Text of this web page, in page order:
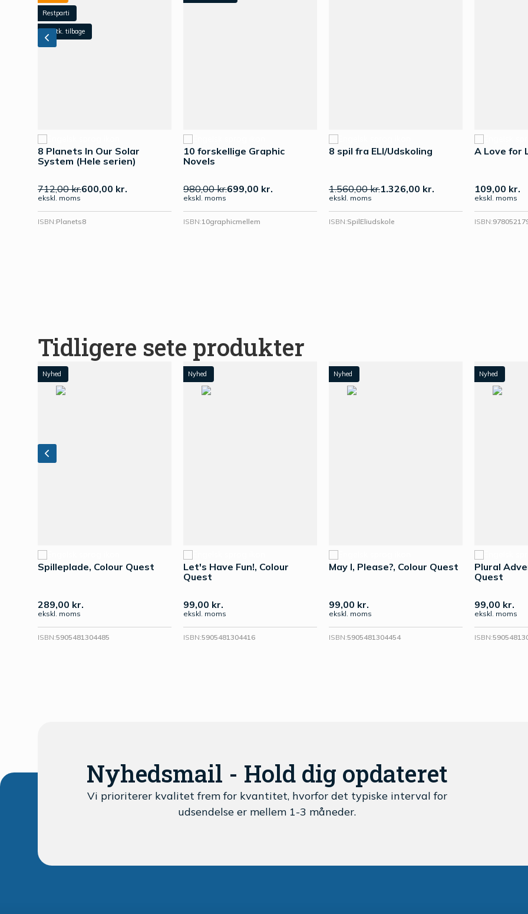
Restparti
15 stk. tilbage
8 Planets In Our Solar
System (Hele serien)
712,00kr.600,00 kr.
ekskl. moms
ISBN:Planets8
10 forskellige Graphic
Novels
980,00kr.699,00 kr.
ekskl. moms
ISBN:10graphicmellem
8 spil fra ELI/Udskoling
1.560,00kr.1.326,00 kr.
ekskl. moms
ISBN:SpilEliudskole
A Love for
109,00 kr.
ekskl. moms
ISBN:
Tidligere sete produkter
Nyhed
Spilleplade, Colour Quest
289,00 kr.
ekskl. moms
ISBN:5905481304485
Nyhed
Let's Have Fun!, Colour
Quest
99,00 kr.
ekskl. moms
ISBN:5905481304416
Nyhed
May I, Please?, Colour Quest
99,00 kr.
ekskl. moms
ISBN:5905481304454
Nyhed
Plural
Quest
99,00 kr.
ekskl. moms
ISBN:
Nyhedsmail - Hold dig opdateret
Vi prioriterer kvalitet frem for kvantitet, hvorfor det typiske interval for
udsendelse er mellem 1-3 måneder.